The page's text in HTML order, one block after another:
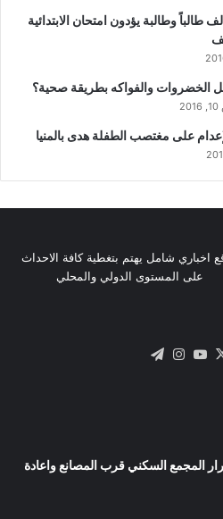
ألف طالباً وطالبة يؤدون امتحان الابتدائية
الخضروات والفواكه بطريقة صحية؟
على مغتصب الطفلة هدى بالمنيا
اخباري شامل يهتم بتغطية كافة الاحداث
على المستوى الدولي والمحلي
X يوتيوبانستقرام
المجمع السكني قرب المصانع واعادة